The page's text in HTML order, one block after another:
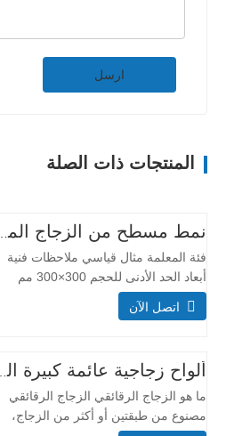
ارسل
المنتجات ذات الصلة
نمط مسطح من الزجاج المقسّى الشفاف عالي الجودة مخصص لمدخل الفندق والمستودع والإضاءة وقاعة الأدوات واستخدام غرفة النوم
فئة المعلمة مثال قياسي ملاحظات فنية
أبعاد الحد الأدنى للحجم 300×300 مم
على قدرة تحمل الأحمال ومقاومة
الصدمات. طبقة مزدوجة: 6+…
اتصل الآن
ألواح زجاجية عائمة كبيرة الحجم من الزجاج المقسّى الصلب من Wensheng لأثاث حمامات السباحة والديكور الصناعي والسوبر ماركت
ما هو الزجاج الرقائقي الزجاج الرقائقي
مصنوع من طبقتين أو أكثر من الزجاج،